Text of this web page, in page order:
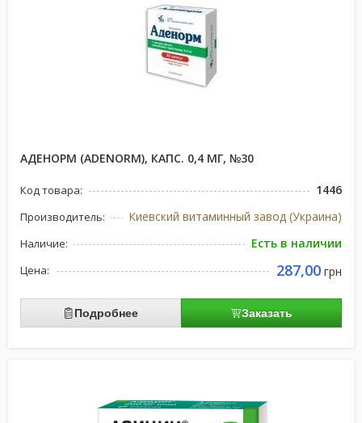
АДЕНОРМ (ADENORM), КАПС. 0,4 МГ, №30
Код товара: 1446
Производитель: Киевский витаминный завод (Украина)
Наличие: Есть в наличии
Цена: 287,00 грн
Подробнее Заказать